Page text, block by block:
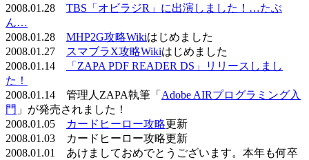
2008.01.28 TBS「オビラジR」に出演しました！…たぶ
ん…
2008.01.28 MHP2G攻略Wikiはじめました
2008.01.27
スマブラX攻略Wikiはじめました
2008.01.14
「ZAPA PDF READER DS」リリースしまし
た！
2008.01.14 管理人ZAPA執筆「 Adobe AIRプログラミング入
門 」が発売されました！
2008.01.05
カードヒーロー攻略更新
2008.01.03 カードヒーロー攻略更新
2008.01.01 あけましておめでとうございます。本年も何卒